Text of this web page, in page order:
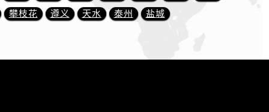
攀枝花
遵义 天水 泰州 盐城